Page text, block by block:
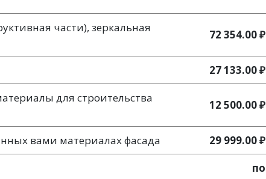
части), зеркальная
72 354.00 ₽
27 133.00 ₽
для строительства
12 500.00 ₽
вами материалах фасада 29 999.00 ₽
по